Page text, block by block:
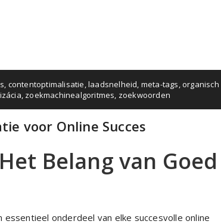
, contentoptimalisatie,laadsnelheid, meta-tags,organisch
, zoekmachinealgoritmes, zoekwoorden
voor Online Succes
Belang van Goed
onderdeel van elke succesvolle online